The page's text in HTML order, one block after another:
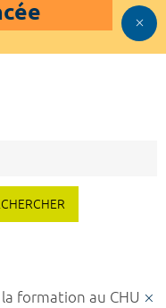
formation au CHU